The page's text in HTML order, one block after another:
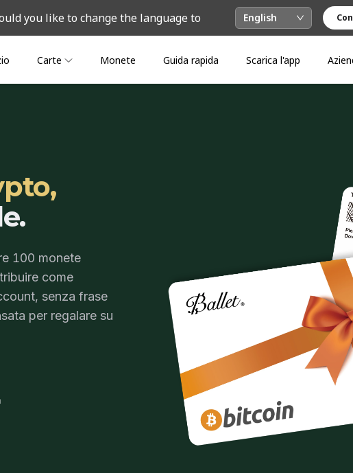
you like to change the language to English
Carte Monete Guida rapida Scarica l'app
100 monete
come
senza frase
per regalare su